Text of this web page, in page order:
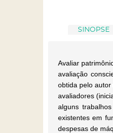
SINOPSE
Avaliar
avaliação
obtida pelo
avaliadores
alguns
existentes em
despesas de